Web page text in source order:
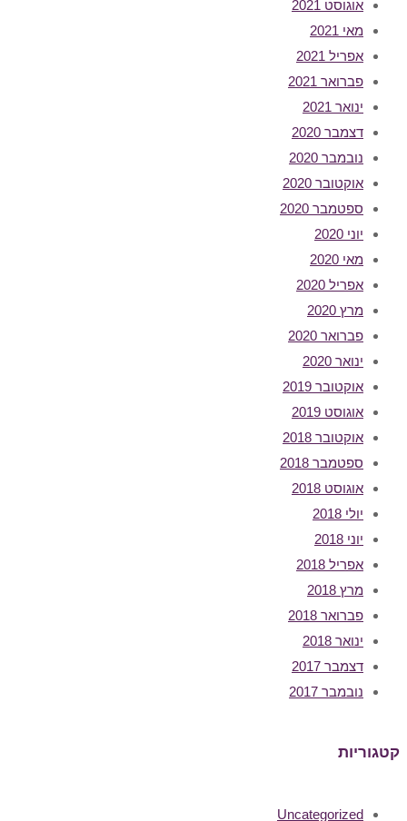
אוגוסט 2021
מאי 2021
אפריל 2021
פברואר 2021
ינואר 2021
דצמבר 2020
נובמבר 2020
אוקטובר 2020
ספטמבר 2020
יוני 2020
מאי 2020
אפריל 2020
מרץ 2020
פברואר 2020
ינואר 2020
אוקטובר 2019
אוגוסט 2019
אוקטובר 2018
ספטמבר 2018
אוגוסט 2018
יולי 2018
יוני 2018
אפריל 2018
מרץ 2018
פברואר 2018
ינואר 2018
דצמבר 2017
נובמבר 2017
קטגוריות
Uncategorized